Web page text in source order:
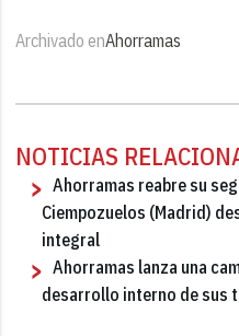
Archivado enAhorramas
NOTICIAS
Ahorramas reabre su
Ciempozuelos (Madrid)
integral
Ahorramas lanza una
desarrollo interno de sus